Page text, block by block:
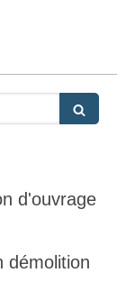
d'ouvrage
démolition